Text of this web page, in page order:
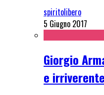
spiritolibero
5 Giugno 2017
Giorgio
e irriverente